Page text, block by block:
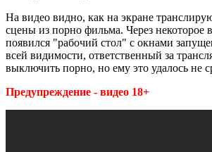
На видео видно, как на экране
сцены из порно фильма. Через некоторое
появился "рабочий стол" с окнами
всей видимости, ответственный за
выключить порно, но ему это удалось не
Предупреждение - видео 18+